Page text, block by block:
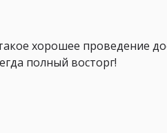
хорошее проведение
полный восторг!